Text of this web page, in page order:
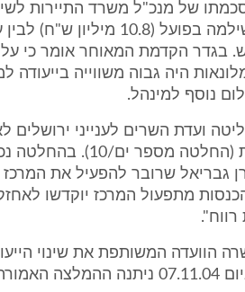
של מנכ"ל משרד התיירות
הסכום שהחברה שילמה בפועל
בגדר הקדמת המאוחר אומר כי על
היה גבוה משווייה
נוסף למינהל.
22.06.04 החליטה ועדת השרים לענייני
הקמת מרכז תרבות
גבריאל שרובר להפעיל את
מתפעול המרכז יוקדשו
רווח".
22.09.04 אישרה הוועדה המשותפת את